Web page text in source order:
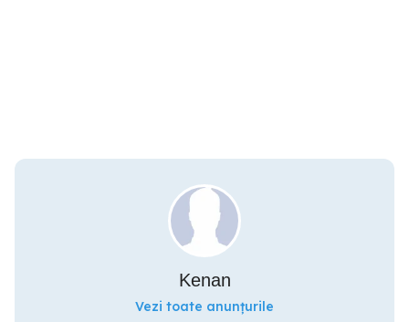
Kenan
Vezi toate anunțurile